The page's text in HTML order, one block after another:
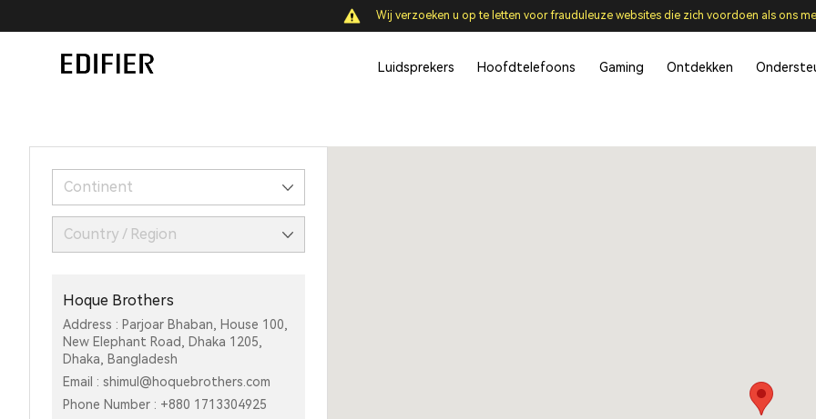
Wij verzoeken u op te letten voor frauduleuze websites die zich voordoen als ons
Luidsprekers Hoofdtelefoons Gaming Ontdekken
Continent
Country / Region
Hoque Brothers
Address : Parjoar Bhaban, House 100,
New Elephant Road, Dhaka 1205,
Dhaka, Bangladesh
Email : shimul@hoquebrothers.com
Phone Number : +880 1713304925